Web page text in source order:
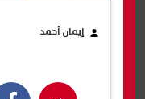
إيمان أحمد